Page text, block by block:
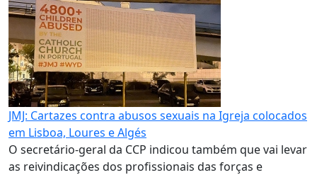
JMJ: Cartazes contra abusos sexuais na Igreja colocados
em Lisboa, Loures e Algés
O secretário-geral da CCP indicou também que vai levar
as reivindicações dos profissionais das forças e